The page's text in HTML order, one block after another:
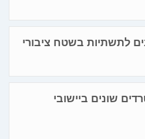
לתשתיות בשטח ציבורי
שונים ביישובי